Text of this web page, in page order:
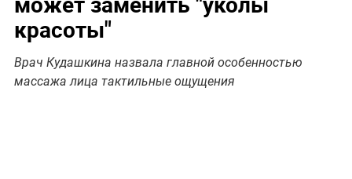
красоты"
Врач Кудашкина назвала главной особенностью
массажа лица тактильные ощущения